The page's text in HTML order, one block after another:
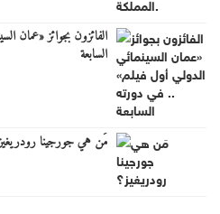
الفائزون بجوائز «عمان
السابعة
مَن هي جورجينا